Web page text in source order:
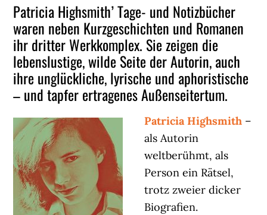
Patricia Highsmith’ Tage- und Notizbücher
waren neben Kurzgeschichten und Romanen
ihr dritter Werkkomplex. Sie zeigen die
lebenslustige, wilde Seite der Autorin, auch
ihre unglückliche, lyrische und aphoristische
– und tapfer ertragenes Außenseitertum.
Patricia Highsmith –
als Autorin
weltberühmt, als
Person ein Rätsel,
trotz zweier dicker
Biografien.